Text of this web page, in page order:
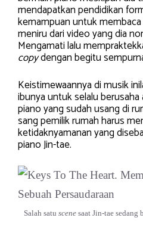
mendapatkan pendidikan
kemampuan untuk
meniru dari video yang dia
Mengamati lalu
copydengan begitu
Keistimewaannya di musik
ibunya untuk selalu berusaha
piano yang sudah usang di
sang pemilik rumah harus
ketidaknyamanan yang
piano Jin-tae.
Salah satu scenesaat Jin-tae sedang